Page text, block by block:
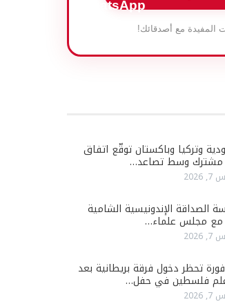
المفيدة مع أصدقائك!
وتركيا وباكستان توقّع اتفاق
مشترك وسط تصاعد…
الصداقة الإندونيسية الشامية
مع مجلس علماء…
تحظر دخول فرقة بريطانية بعد
فلسطين في حفل…